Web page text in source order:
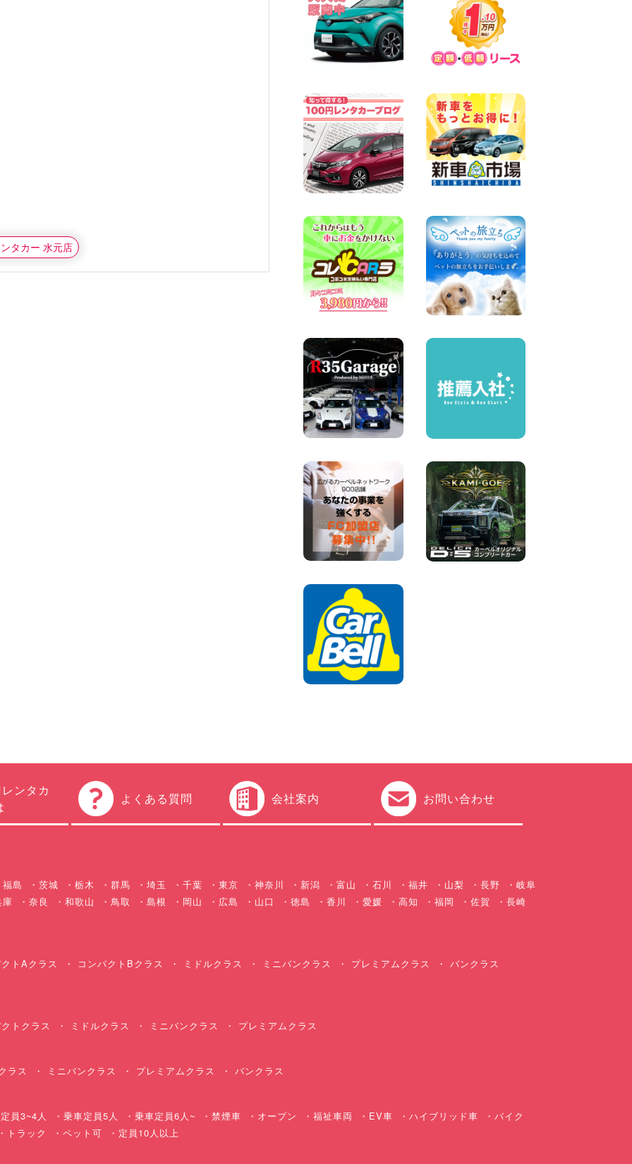
タカー 水元店
大阪府 大阪高石店
100円レンタカー 大阪高石
2026年08月09日
お盆期間中の休業期間のご案
内 千葉県 千葉花見川店
やっぱりオープンカーは最
高!!!ですね 兵庫県 加古川店
100円レンタカー 加古川
2026年08月08日
格・安!!!夏休みパックのご案
内です^^ 東京都 町田根岸店
100円レンタカー 町田根岸
2026年08月08日
兵庫県 神戸西区枝吉店
100円レンタカー 神戸西区枝吉
2026年08月08日
お盆シーズン空きあり!!100円
レンタカー兵庫駅前店はミニ
バンも安い!! 兵庫県 兵庫駅前
店
100円レンタカー 兵庫駅前
★WRX 作業紹介★ 三重県 四
日市インター店
100円レンタカー 四日市インター
2026年08月08日
横浜弥生台店限定!!夏季特別
キャンペーンのお知らせ!! 神
奈川県 横浜弥生台店
100円レンタカー 横浜弥生台
2026年08月08日
2026三河安城店お盆休みご連
絡 愛知県 三河安城店
100円レンタカー 三河安城
2026年08月08日
☆ お盆特別乗り放題プラン
☆ 埼玉県 杉戸店
100円レンタカー 杉戸
2026年08月07日
日産セレナが新入荷!!中川か
100円レンタカー 中川かの里
☆ 夏休みクーポン登場!最大
9,500円おトク! ☆ 鳥取県 鳥
取青谷店
ンタカ
よくある質問 会社案内 お問い合わせ
福島 茨城 栃木 群馬 埼玉 千葉 東京 神奈川 新潟 富山 石川 福井 山梨 長野
岐阜
庫
奈良 和歌山 鳥取 島根 岡山 広島 山口 徳島 香川 愛媛 高知 福岡 佐賀 長崎
トAクラス コンパクトBクラス ミドルクラス ミニバンクラス プレミアムクラス バンクラス
トクラス ミドルクラス ミニバンクラス プレミアムクラス
ラス ミニバンクラス プレミアムクラス バンクラス
員3~4人 乗車定員5人 乗車定員6人~ 禁煙車 オープン 福祉車両 EV車 ハイブリッド車
バイク
トラック
ペット可 定員10人以上